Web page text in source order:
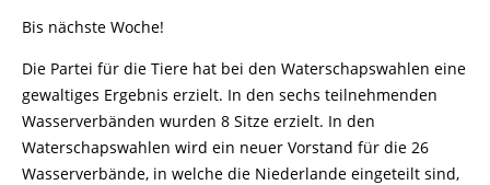
Bis nächste Woche!
Die Partei für die Tiere hat bei den Waterschapswahlen eine
gewaltiges Ergebnis erzielt. In den sechs teilnehmenden
Wasserverbänden wurden 8 Sitze erzielt. In den
Waterschapswahlen wird ein neuer Vorstand für die 26
Wasserverbände, in welche die Niederlande eingeteilt sind,